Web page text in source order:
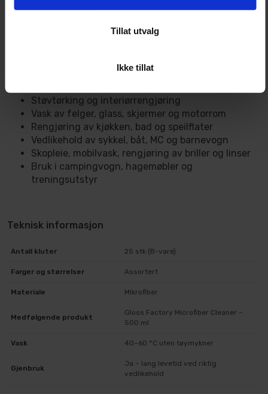
Tillat utvalg
Ikke tillat
Støvtørking og interiørrengjøring
Vask av felger, glass, skjermer og motorrom
Rengjøring av kjøkken, bad og speilflater
Vedlikehold av sykkel, båt, MC og barnevogn
Skopleie, mobilvask, rengjøring av briller og linser
Bruk i campingvogn, hagemøbler og
treningsutstyr
Teknisk informasjon
Antall kluter 25 stk (B-vare)
Farger og størrelser Assortert
Materiale Mikrofiber
Medfølgende produkt
Gloss Factory Microfiber Cleaner –
500 ml
Vask 40–60 °C uten tøymykner
Gjenbruk
Ja – lang levetid ved riktig
vedlikehold